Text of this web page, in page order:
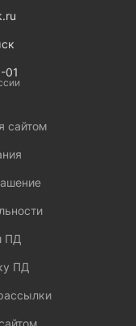
01
сайтом
ПД
ПД